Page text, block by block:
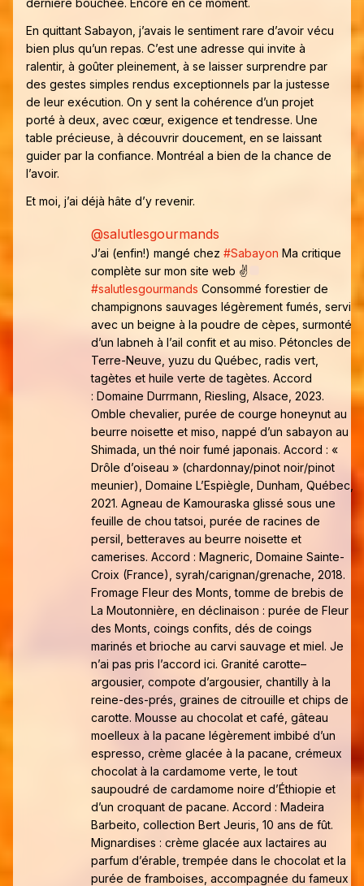
dernière bouchée. Encore en ce moment.
En quittant Sabayon, j’avais le sentiment rare d’avoir vécu
bien plus qu’un repas. C’est une adresse qui invite à
ralentir, à goûter pleinement, à se laisser surprendre par
des gestes simples rendus exceptionnels par la justesse
de leur exécution. On y sent la cohérence d’un projet
porté à deux, avec cœur, exigence et tendresse. Une
table précieuse, à découvrir doucement, en se laissant
guider par la confiance. Montréal a bien de la chance de
l’avoir.
Et moi, j’ai déjà hâte d’y revenir.
@salutlesgourmands
J’ai (enfin!) mangé chez #Sabayon Ma critique
complète sur mon site web ✌
#salutlesgourmands Consommé forestier de
champignons sauvages légèrement fumés, servi
avec un beigne à la poudre de cèpes, surmonté
d’un labneh à l’ail confit et au miso. Pétoncles de
Terre-Neuve, yuzu du Québec, radis vert,
tagètes et huile verte de tagètes. Accord
: Domaine Durrmann, Riesling, Alsace, 2023.
Omble chevalier, purée de courge honeynut au
beurre noisette et miso, nappé d’un sabayon au
Shimada, un thé noir fumé japonais. Accord : «
Drôle d’oiseau » (chardonnay/pinot noir/pinot
meunier), Domaine L’Espiègle, Dunham, Québec,
2021. Agneau de Kamouraska glissé sous une
feuille de chou tatsoi, purée de racines de
persil, betteraves au beurre noisette et
camerises. Accord : Magneric, Domaine Sainte-
Croix (France), syrah/carignan/grenache, 2018.
Fromage Fleur des Monts, tomme de brebis de
La Moutonnière, en déclinaison : purée de Fleur
des Monts, coings confits, dés de coings
marinés et brioche au carvi sauvage et miel. Je
n’ai pas pris l’accord ici. Granité carotte–
argousier, compote d’argousier, chantilly à la
reine-des-prés, graines de citrouille et chips de
carotte. Mousse au chocolat et café, gâteau
moelleux à la pacane légèrement imbibé d’un
espresso, crème glacée à la pacane, crémeux
chocolat à la cardamome verte, le tout
saupoudré de cardamome noire d’Éthiopie et
d’un croquant de pacane. Accord : Madeira
Barbeito, collection Bert Jeuris, 10 ans de fût.
Mignardises : crème glacée aux lactaires au
parfum d’érable, trempée dans le chocolat et la
purée de framboises, accompagnée du fameux